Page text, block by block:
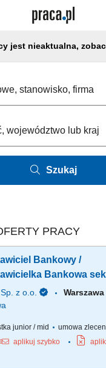
jest nieaktualna,
Szukaj
PRACY
Bankowy /
Bankowa
z o.o.
junior / mid
umowa
aplikuj szybko